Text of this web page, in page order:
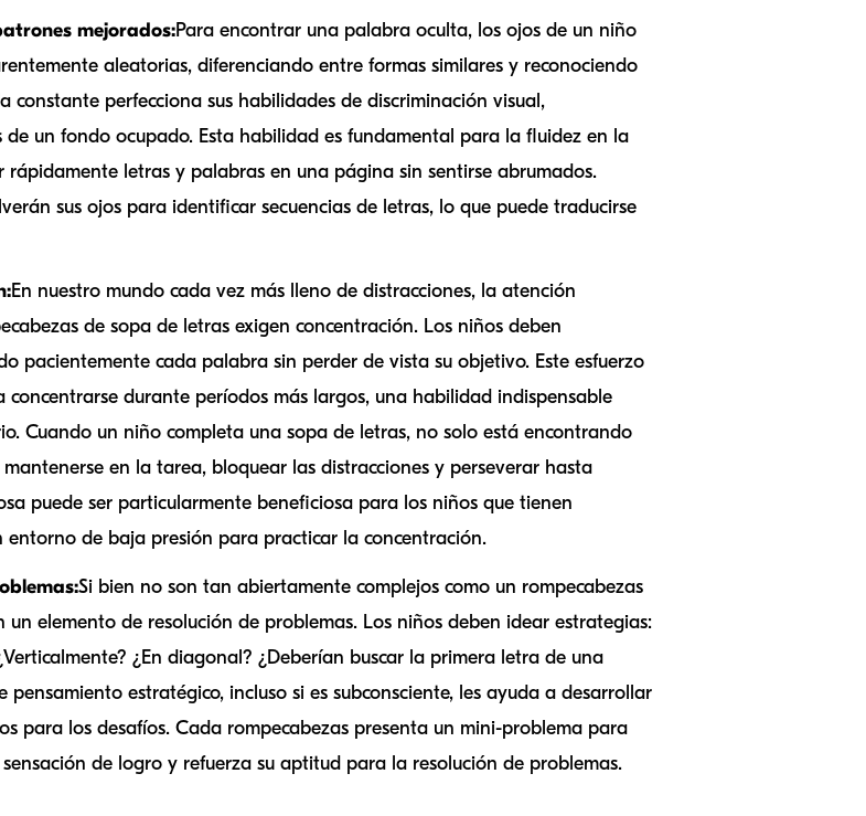
mejorados:Para encontrar una palabra oculta, los ojos de un niño
aleatorias, diferenciando entre formas similares y reconociendo
constante perfecciona sus habilidades de discriminación visual,
de un fondo ocupado. Esta habilidad es fundamental para la fluidez en la
rápidamente letras y palabras en una página sin sentirse abrumados.
sus ojos para identificar secuencias de letras, lo que puede traducirse
En nuestro mundo cada vez más lleno de distracciones, la atención
de sopa de letras exigen concentración. Los niños deben
pacientemente cada palabra sin perder de vista su objetivo. Este esfuerzo
durante períodos más largos, una habilidad indispensable
Cuando un niño completa una sopa de letras, no solo está encontrando
en la tarea, bloquear las distracciones y perseverar hasta
puede ser particularmente beneficiosa para los niños que tienen
de baja presión para practicar la concentración.
Si bien no son tan abiertamente complejos como un rompecabezas
elemento de resolución de problemas. Los niños deben idear estrategias:
¿En diagonal? ¿Deberían buscar la primera letra de una
estratégico, incluso si es subconsciente, les ayuda a desarrollar
para los desafíos. Cada rompecabezas presenta un mini-problema para
de logro y refuerza su aptitud para la resolución de problemas.